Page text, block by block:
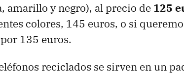
amarillo y negro), al precio de 125
colores, 145 euros, o si
135 euros.
reciclados se sirven en un